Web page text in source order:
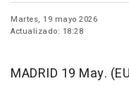
Martes, 19 mayo 2026
Actualizado: 18:28
MADRID 19 May.